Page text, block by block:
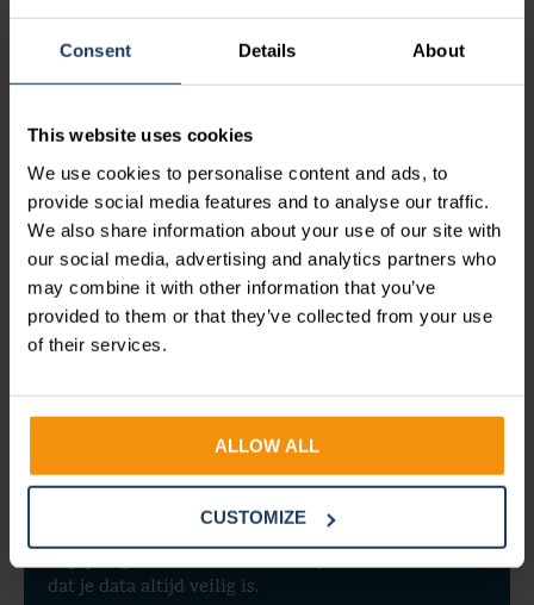
Consent Details About
This website uses cookies
We use cookies to personalise content and ads, to
provide social media features and to analyse our traffic.
We also share information about your use of our site with
our social media, advertising and analytics partners who
may combine it with other information that you’ve
provided to them or that they’ve collected from your use
of their services.
ALLOW ALL
CUSTOMIZE
groei wereldwijd.
Salure is dé specialist in AFAS-integraties voor
payrollprocessen willen verbinden. We realiseren
koppelingen die niet alleen lokaal werken, maar
ook internationaal: van wereldwijde HCM-systemen
tot lokale payrolloplossingen. Zo stroomt jouw data
overal synchroon. Veilig, efficiënt en foutloos.
Ons team bestaat uit ervaren AFAS, Payroll en
integratie-experts die dagelijks werken aan het
optimaliseren van complexe processen. Dankzij
jarenlange ervaring met uiteenlopende systemen
bouwen we koppelingen die jouw organisatie
Met onze eigen ontwikkelde Integration Cloud heb
je bovendien één centraal platform waarmee je alle
koppelingen beheert en bewaakt. Je ziet in één
oogopslag wat er draait, wat er synchroniseert en
dat je data altijd veilig is.